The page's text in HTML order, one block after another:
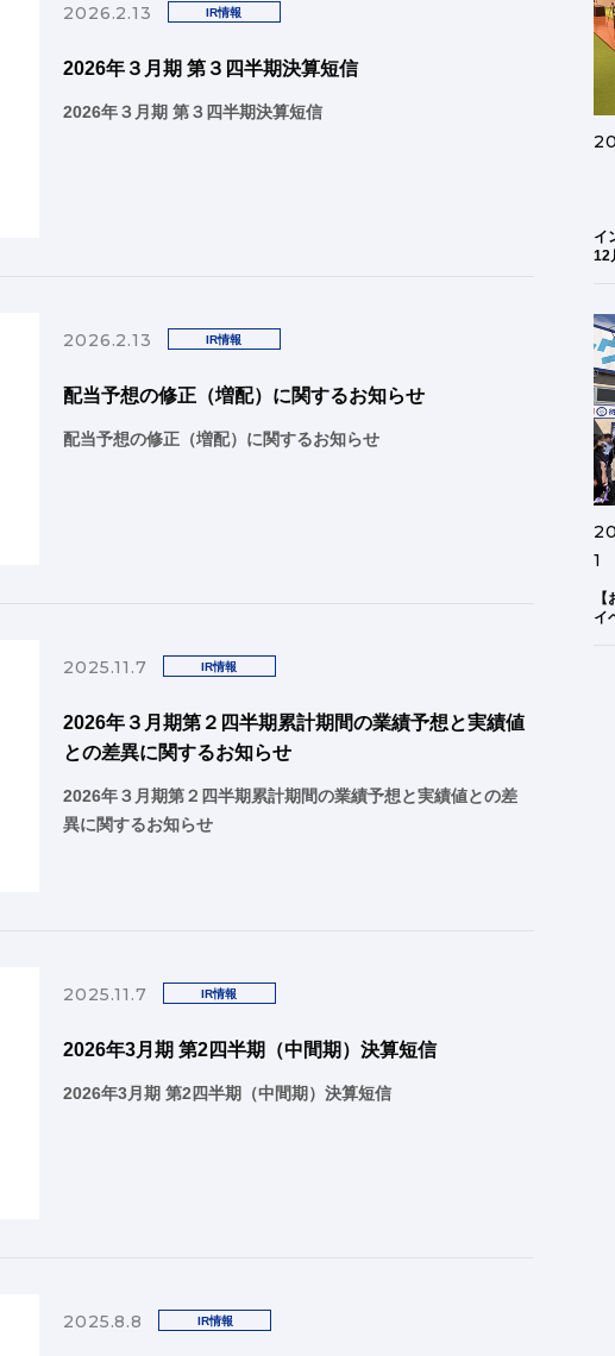
2026.2.13 IR情報
2026年３月期 第３四半期決算短信
2026年３月期 第３四半期決算短信
2026.2.13 IR情報
配当予想の修正（増配）に関するお知らせ
配当予想の修正（増配）に関するお知らせ
2025.11.7 IR情報
2026年３月期第２四半期累計期間の業績予想と実績値
との差異に関するお知らせ
2026年３月期第２四半期累計期間の業績予想と実績値との差
異に関するお知らせ
2025.11.7 IR情報
2026年3月期 第2四半期（中間期）決算短信
2026年3月期 第2四半期（中間期）決算短信
2025.8.8 IR情報
イ
12
1
イ